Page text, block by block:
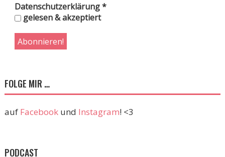
Datenschutzerklärung*
gelesen & akzeptiert
FOLGE MIR …
auf Facebookund Instagram! <3
PODCAST